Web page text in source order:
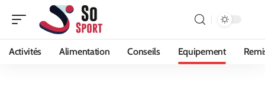
Activités Alimentation Conseils Equipement